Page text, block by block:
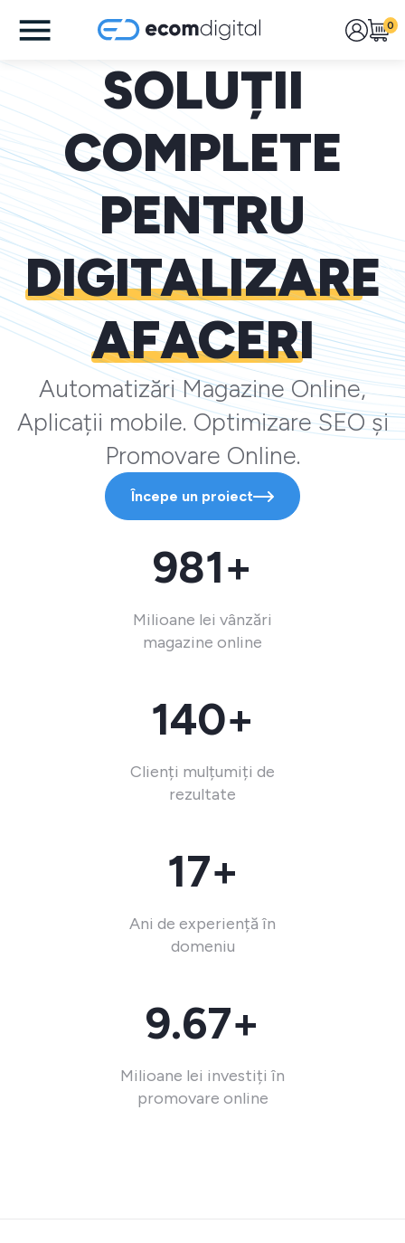
0
SOLUȚII
COMPLETE
PENTRU
DIGITALIZARE
AFACERI
Automatizări Magazine Online,
Aplicații mobile. Optimizare SEO și
Promovare Online.
Începe un proiect
981+
Milioane lei vânzări
magazine online
140+
Clienți mulțumiți de
rezultate
17+
Ani de experiență în
domeniu
9.67+
Milioane lei investiți în
promovare online